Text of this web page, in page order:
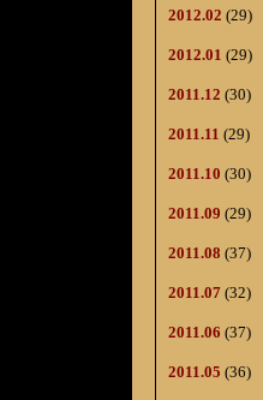
2012.02 (29)
2012.01 (29)
2011.12 (30)
2011.11 (29)
2011.10 (30)
2011.09 (29)
2011.08 (37)
2011.07 (32)
2011.06 (37)
2011.05 (36)